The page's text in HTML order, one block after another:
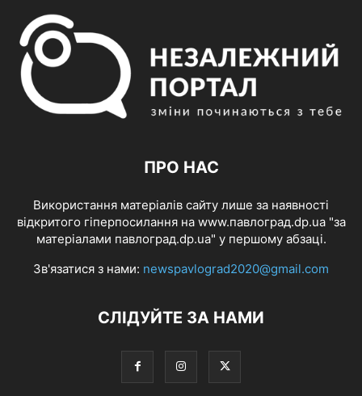
ПРО НАС
Використання матеріалів сайту лише за наявності
відкритого гіперпосилання на www.павлоград.dp.ua "за
матеріалами павлоград.dp.ua" у першому абзаці.
Зв'язатися з нами: newspavlograd2020@gmail.com
СЛІДУЙТЕ ЗА НАМИ